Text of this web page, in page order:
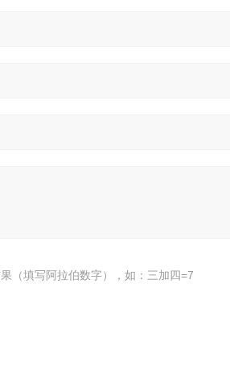
（填写阿拉伯数字），如：三加四=7